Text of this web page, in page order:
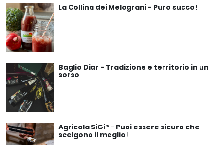
La Collina dei Melograni - Puro succo!
Baglio Diar - Tradizione e territorio in un
sorso
Agricola SiGi® - Puoi essere sicuro che
scelgono il meglio!